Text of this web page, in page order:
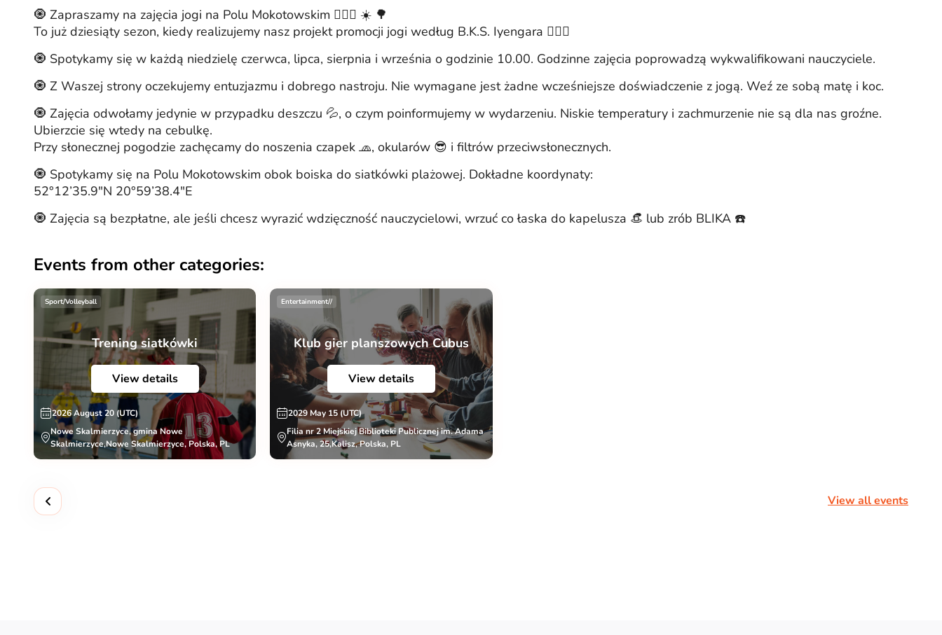
🧿 Zapraszamy na zajęcia jogi na Polu Mokotowskim 🧘🏼‍♀️ ☀️ 🌳
To już dziesiąty sezon, kiedy realizujemy nasz projekt promocji jogi według B.K.S. Iyengara 🤸🏻‍♂️
🧿 Spotykamy się w każdą niedzielę czerwca, lipca, sierpnia i września o godzinie 10.00. Godzinne zajęcia poprowadzą wykwalifikowani nauczyciele.
🧿 Z Waszej strony oczekujemy entuzjazmu i dobrego nastroju. Nie wymagane jest żadne wcześniejsze doświadczenie z jogą. Weź ze sobą matę i koc.
🧿 Zajęcia odwołamy jedynie w przypadku deszczu 💦, o czym poinformujemy w wydarzeniu. Niskie temperatury i zachmurzenie nie są dla nas groźne.
Ubierzcie się wtedy na cebulkę.
Przy słonecznej pogodzie zachęcamy do noszenia czapek 🧢, okularów 😎 i filtrów przeciwsłonecznych.
🧿 Spotykamy się na Polu Mokotowskim obok boiska do siatkówki plażowej. Dokładne koordynaty:
52°12’35.9″N 20°59’38.4″E
🧿 Zajęcia są bezpłatne, ale jeśli chcesz wyrazić wdzięczność nauczycielowi, wrzuć co łaska do kapelusza 👒 lub zrób BLIKA ☎️
Events from other categories:
Sport/Volleyball
Trening siatkówki
View details
2026 August 20 (UTC)
Nowe Skalmierzyce, gmina Nowe
Skalmierzyce,Nowe Skalmierzyce, Polska, PL
Entertainment//
Klub gier planszowych Cubus
View details
2029 May 15 (UTC)
Filia nr 2 Miejskiej Biblioteki Publicznej im. Adama
Asnyka, 25,Kalisz, Polska, PL
View all events